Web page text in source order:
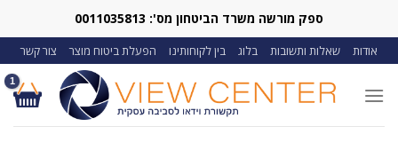
content
ספק מורשה משרד הביטחון מס': 0011035813
אודות שאלות ותשובות בלוג בין לקוחותינו הפעלת ביטוח מוצר צור קשר